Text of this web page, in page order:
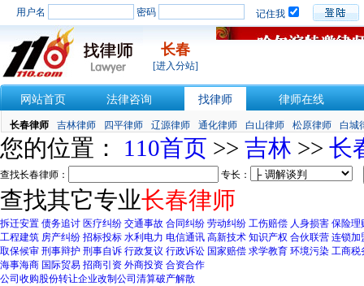
用户名 密码 记住我
长春
[进入分站]
网站首页 法律咨询 找律师 律师在线
长春律师 吉林律师 四平律师 辽源律师 通化律师 白山律师 松原律师 白城
您的位置： 110首页 >> 吉林 >> 长
查找长春律师： 专长：
查找其它专业长春律师
拆迁安置 债务追讨 医疗纠纷 交通事故 合同纠纷 劳动纠纷 工伤赔偿 人身损害 保险理
工程建筑 房产纠纷 招标投标 水利电力 电信通讯 高新技术 知识产权 合伙联营 连锁加
取保候审 刑事辩护 刑事自诉 行政复议 行政诉讼 国家赔偿 求学教育 环境污染 工商税
海事海商 国际贸易 招商引资 外商投资 合资合作
公司收购股份转让企业改制 公司清算破产解散